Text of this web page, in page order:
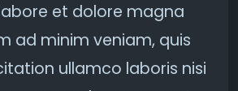
et dolore magna
ad minim veniam, quis
ullamco laboris nisi